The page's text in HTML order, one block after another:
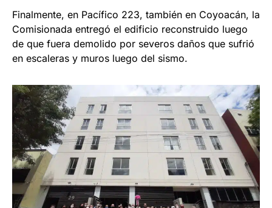
Finalmente, en Pacífico 223, también en Coyoacán, la
Comisionada entregó el edificio reconstruido luego
de que fuera demolido por severos daños que sufrió
en escaleras y muros luego del sismo.